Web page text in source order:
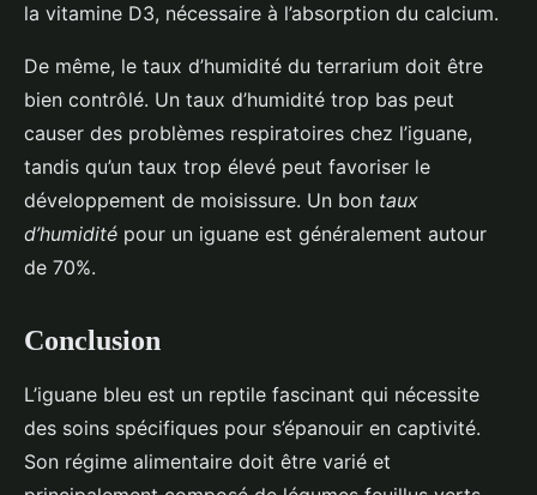
la vitamine D3, nécessaire à l’absorption du calcium.
De même, le taux d’humidité du terrarium doit être
bien contrôlé. Un taux d’humidité trop bas peut
causer des problèmes respiratoires chez l’iguane,
tandis qu’un taux trop élevé peut favoriser le
développement de moisissure. Un bon taux
d’humidité pour un iguane est généralement autour
de 70%.
Conclusion
L’iguane bleu est un reptile fascinant qui nécessite
des soins spécifiques pour s’épanouir en captivité.
Son régime alimentaire doit être varié et